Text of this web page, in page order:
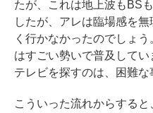
たが、これは地上波もBS
したが、アレは臨場感を
く行かなかったのでしょ
はすごい勢いで普及してい
テレビを探すのは、困難な
こういった流れからする